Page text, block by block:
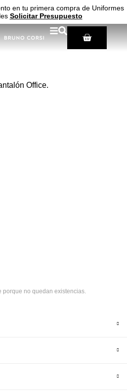
en tu primera compra de Uniformes
Solicitar Presupuesto
no quedan existencias.